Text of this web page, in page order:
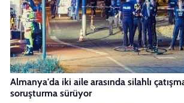
Almanya'da iki aile arasında silahlı
soruşturma sürüyor